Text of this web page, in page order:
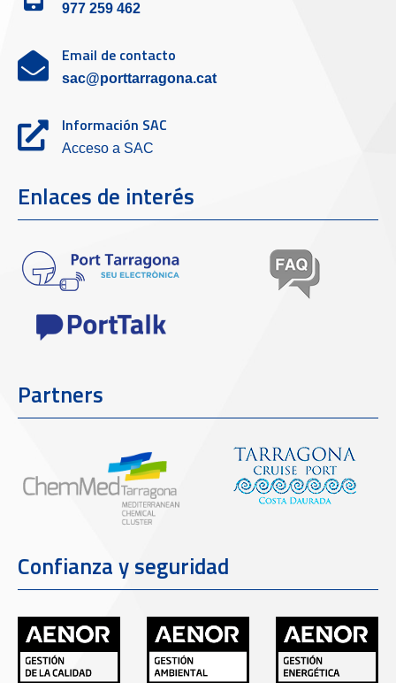
977 259 462
Email de contacto
sac@porttarragona.cat
Información SAC
Acceso a SAC
Enlaces de interés
Partners
Confianza y seguridad